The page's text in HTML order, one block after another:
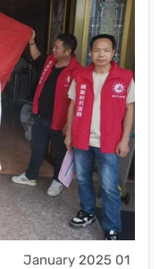
01 January 2025